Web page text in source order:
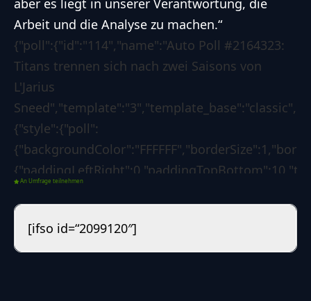
aber es liegt in unserer Verantwortung, die
Arbeit und die Analyse zu machen.“
{"poll":{"id":"114","name":"Auto Poll #2164323:
Titans trennen sich nach zwei Saisons von
L'Jarius
{"style":{"poll":
[],"custom":{"css":""}},"options":{"poll":
An Umfrage teilnehmen
[ifso id=“2099120″]